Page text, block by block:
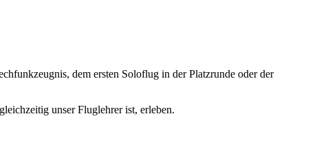
dem ersten Soloflug in der Platzrunde oder der
unser Fluglehrer ist, erleben.